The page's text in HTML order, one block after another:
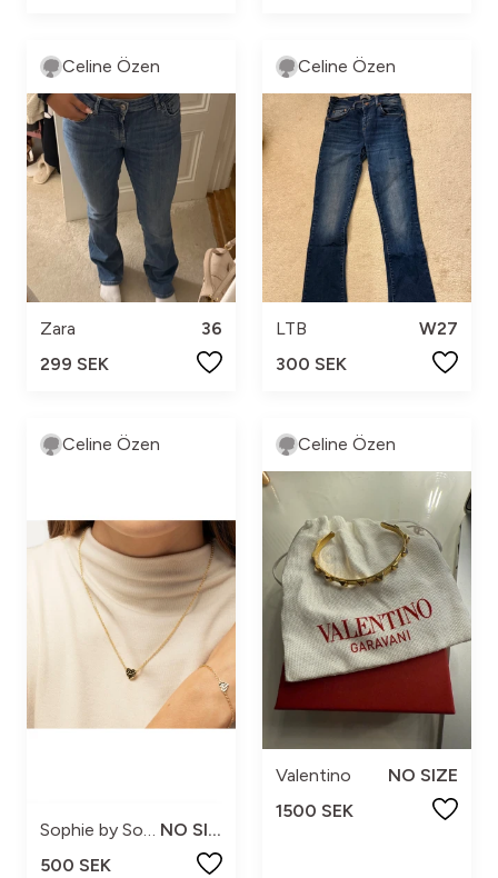
Celine Özen
Zara
36
299 SEK
Celine Özen
LTB
W27
300 SEK
Celine Özen
Sophie by Sophie
NO SIZE
500 SEK
Celine Özen
Valentino
NO SIZE
1500 SEK